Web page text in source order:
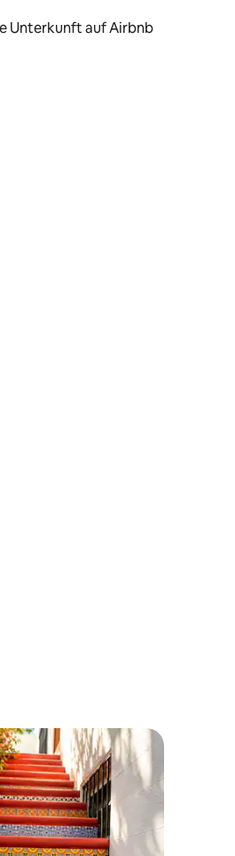
Unterkunft auf Airbnb